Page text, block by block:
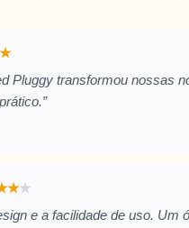
★
Pluggy transformou nossas
★★
e a facilidade de uso. Um